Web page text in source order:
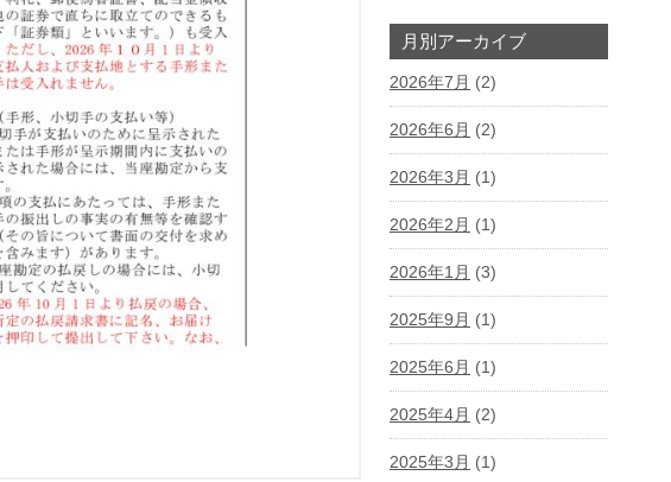
月別アーカイブ
2026年7月 (2)
2026年6月 (2)
2026年3月 (1)
2026年2月 (1)
2026年1月 (3)
2025年9月 (1)
2025年6月 (1)
2025年4月 (2)
2025年3月 (1)